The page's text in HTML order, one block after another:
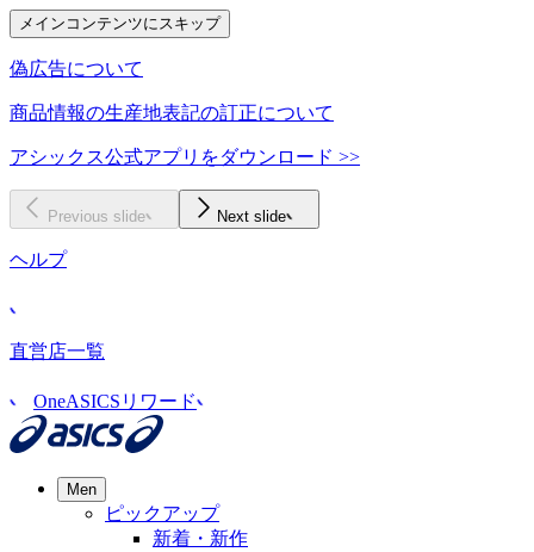
メインコンテンツにスキップ
偽広告について
商品情報の生産地表記の訂正について
アシックス公式アプリをダウンロード >>
Previous slide Next slide
ヘルプ
直営店一覧
OneASICSリワード
Men
ピックアップ
新着・新作